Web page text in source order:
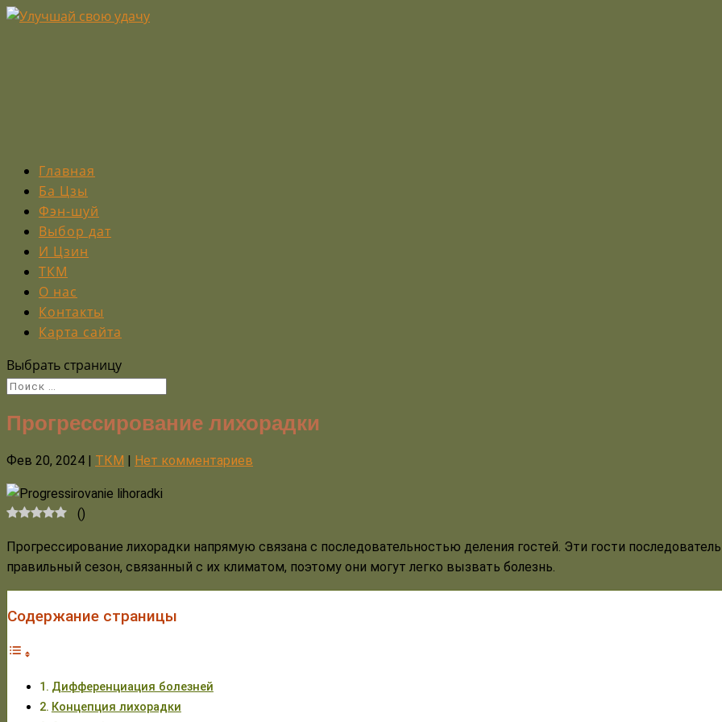
Главная
Ба Цзы
Фэн-шуй
Выбор дат
И Цзин
ТКМ
О нас
Контакты
Карта сайта
Выбрать страницу
Прогрессирование лихорадки
Фев 20, 2024 ТКМ Нет комментариев
()
Прогрессирование лихорадки напрямую связана с последовательностью деления гостей. Эти гости
правильный сезон, связанный с их климатом, поэтому они могут легко вызвать болезнь.
Содержание страницы
Дифференциация болезней
Концепция лихорадки